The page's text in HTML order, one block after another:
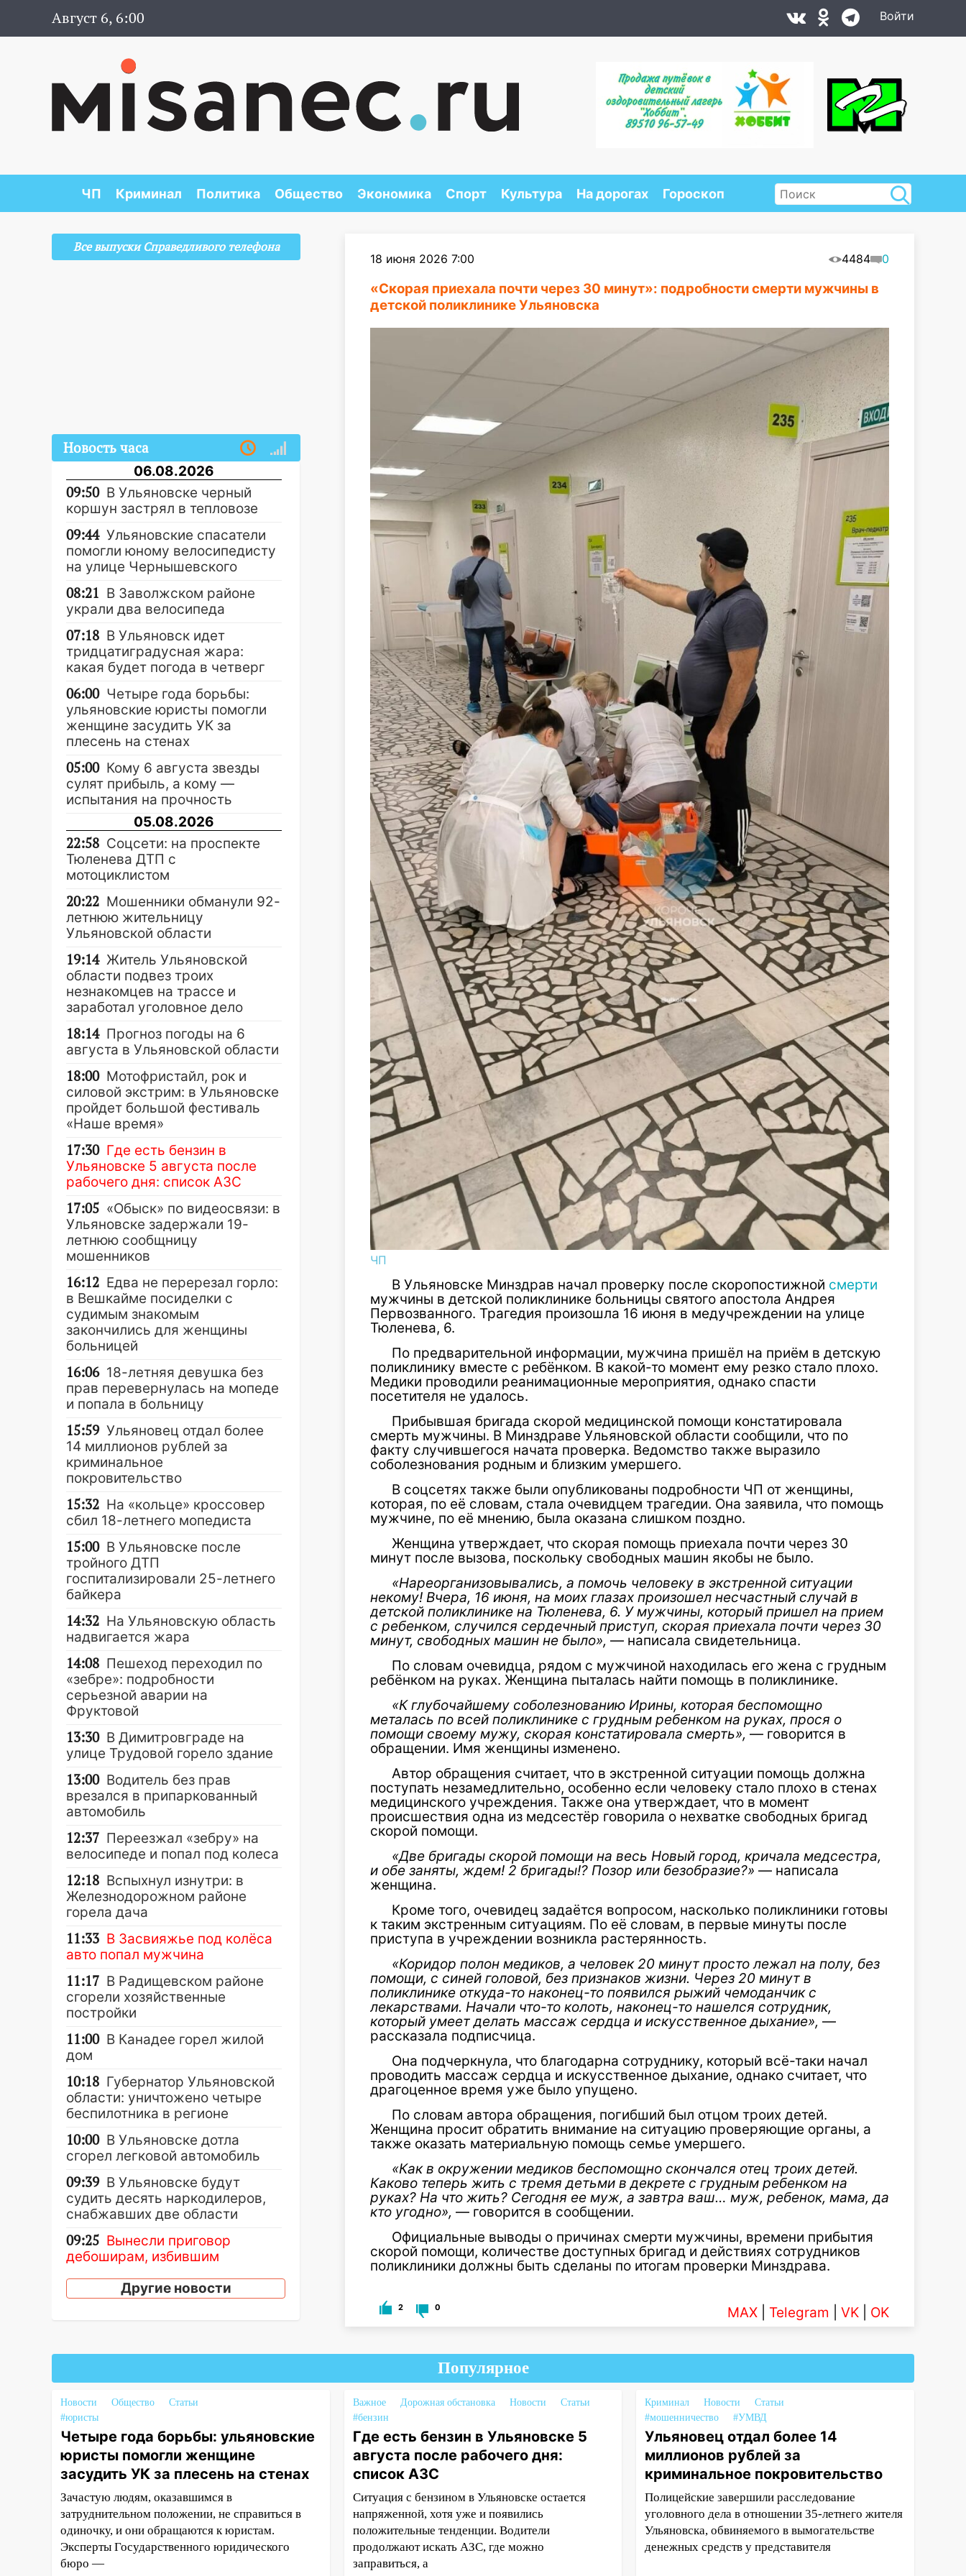
Август 6, 6:00 Войти
ЧП Криминал Политика Общество Экономика Спорт Культура На дорогах Гороскоп
18 июня 2026 7:00 4484 0
«Скорая приехала почти через 30 минут»: подробности смерти мужчины в
детской поликлинике Ульяновска
ЧП
В Ульяновске Минздрав начал проверку после скоропостижной смерти
мужчины в детской поликлинике больницы святого апостола Андрея
Первозванного. Трагедия произошла 16 июня в медучреждении на улице
Тюленева, 6.
По предварительной информации, мужчина пришёл на приём в детскую
поликлинику вместе с ребёнком. В какой-то момент ему резко стало плохо.
Медики проводили реанимационные мероприятия, однако спасти
посетителя не удалось.
Прибывшая бригада скорой медицинской помощи констатировала
смерть мужчины. В Минздраве Ульяновской области сообщили, что по
факту случившегося начата проверка. Ведомство также выразило
соболезнования родным и близким умершего.
В соцсетях также были опубликованы подробности ЧП от женщины,
которая, по её словам, стала очевидцем трагедии. Она заявила, что помощь
мужчине, по её мнению, была оказана слишком поздно.
Женщина утверждает, что скорая помощь приехала почти через 30
минут после вызова, поскольку свободных машин якобы не было.
«Нареорганизовывались, а помочь человеку в экстренной ситуации
некому! Вчера, 16 июня, на моих глазах произошел несчастный случай в
детской поликлинике на Тюленева, 6. У мужчины, который пришел на прием
с ребенком, случился сердечный приступ, скорая приехала почти через 30
минут, свободных машин не было», — написала свидетельница.
По словам очевидца, рядом с мужчиной находилась его жена с грудным
ребёнком на руках. Женщина пыталась найти помощь в поликлинике.
«К глубочайшему соболезнованию Ирины, которая беспомощно
металась по всей поликлинике с грудным ребенком на руках, прося о
помощи своему мужу, скорая констатировала смерть», — говорится в
обращении. Имя женщины изменено.
Автор обращения считает, что в экстренной ситуации помощь должна
поступать незамедлительно, особенно если человеку стало плохо в стенах
медицинского учреждения. Также она утверждает, что в момент
происшествия одна из медсестёр говорила о нехватке свободных бригад
скорой помощи.
«Две бригады скорой помощи на весь Новый город, кричала медсестра,
и обе заняты, ждем! 2 бригады!? Позор или безобразие?» — написала
женщина.
Кроме того, очевидец задаётся вопросом, насколько поликлиники готовы
к таким экстренным ситуациям. По её словам, в первые минуты после
приступа в учреждении возникла растерянность.
«Коридор полон медиков, а человек 20 минут просто лежал на полу, без
помощи, с синей головой, без признаков жизни. Через 20 минут в
поликлинике откуда-то наконец-то появился рыжий чемоданчик с
лекарствами. Начали что-то колоть, наконец-то нашелся сотрудник,
который умеет делать массаж сердца и искусственное дыхание», —
рассказала подписчица.
Она подчеркнула, что благодарна сотруднику, который всё-таки начал
проводить массаж сердца и искусственное дыхание, однако считает, что
драгоценное время уже было упущено.
По словам автора обращения, погибший был отцом троих детей.
Женщина просит обратить внимание на ситуацию проверяющие органы, а
также оказать материальную помощь семье умершего.
«Как в окружении медиков беспомощно скончался отец троих детей.
Каково теперь жить с тремя детьми в декрете с грудным ребенком на
руках? На что жить? Сегодня ее муж, а завтра ваш… муж, ребенок, мама, да
кто угодно», — говорится в сообщении.
Официальные выводы о причинах смерти мужчины, времени прибытия
скорой помощи, количестве доступных бригад и действиях сотрудников
поликлиники должны быть сделаны по итогам проверки Минздрава.
2 0 MAX Telegram VK OK
Все выпуски Справедливого телефона
Новость часа
06.08.2026
09:50 В Ульяновске черный
коршун застрял в тепловозе
09:44 Ульяновские спасатели
помогли юному велосипедисту
на улице Чернышевского
08:21 В Заволжском районе
украли два велосипеда
07:18 В Ульяновск идет
тридцатиградусная жара:
какая будет погода в четверг
06:00 Четыре года борьбы:
ульяновские юристы помогли
женщине засудить УК за
плесень на стенах
05:00 Кому 6 августа звезды
сулят прибыль, а кому —
испытания на прочность
05.08.2026
22:58 Соцсети: на проспекте
Тюленева ДТП с
мотоциклистом
20:22 Мошенники обманули 92-
летнюю жительницу
Ульяновской области
19:14 Житель Ульяновской
области подвез троих
незнакомцев на трассе и
заработал уголовное дело
18:14 Прогноз погоды на 6
августа в Ульяновской области
18:00 Мотофристайл, рок и
силовой экстрим: в Ульяновске
пройдет большой фестиваль
«Наше время»
17:30 Где есть бензин в
Ульяновске 5 августа после
рабочего дня: список АЗС
17:05 «Обыск» по видеосвязи: в
Ульяновске задержали 19-
летнюю сообщницу
мошенников
16:12 Едва не перерезал горло:
в Вешкайме посиделки с
судимым знакомым
закончились для женщины
больницей
16:06 18-летняя девушка без
прав перевернулась на мопеде
и попала в больницу
15:59 Ульяновец отдал более
14 миллионов рублей за
криминальное
покровительство
15:32 На «кольце» кроссовер
сбил 18-летнего мопедиста
15:00 В Ульяновске после
тройного ДТП
госпитализировали 25-летнего
байкера
14:32 На Ульяновскую область
надвигается жара
14:08 Пешеход переходил по
«зебре»: подробности
серьезной аварии на
Фруктовой
13:30 В Димитровграде на
улице Трудовой горело здание
13:00 Водитель без прав
врезался в припаркованный
автомобиль
12:37 Переезжал «зебру» на
велосипеде и попал под колеса
12:18 Вспыхнул изнутри: в
Железнодорожном районе
горела дача
11:33 В Засвияжье под колёса
авто попал мужчина
11:17 В Радищевском районе
сгорели хозяйственные
постройки
11:00 В Канадее горел жилой
дом
10:18 Губернатор Ульяновской
области: уничтожено четыре
беспилотника в регионе
10:00 В Ульяновске дотла
сгорел легковой автомобиль
09:39 В Ульяновске будут
судить десять наркодилеров,
снабжавших две области
09:25 Вынесли приговор
дебоширам, избившим
08:27 Ульяновская полиция
днем 5 августа
06:10 Двое мигрантов
изнасиловали 13-летнюю
девочку в центре Ульяновска
посадили в мешок и
попытались утопить в Волге
05:30 Астрологи назвали
самый опасный день августа:
Другие новости
Популярное
Новости Общество
Статьи
#юристы
Четыре года борьбы: ульяновские
юристы помогли женщине
засудить УК за плесень на стенах
Зачастую людям, оказавшимся в
затруднительном положении, не справиться в
одиночку, и они обращаются к юристам.
Эксперты Государственного юридического
бюро —
Важное Дорожная обстановка Новости
Статьи
#бензин
Где есть бензин в Ульяновске 5
августа после рабочего дня:
список АЗС
Ситуация с бензином в Ульяновске остается
напряженной, хотя уже и появились
положительные тенденции. Водители
продолжают искать АЗС, где можно
заправиться, а
Криминал Новости
Статьи
#мошенничество
#УМВД
Ульяновец отдал более 14
миллионов рублей за
криминальное покровительство
Полицейские завершили расследование
уголовного дела в отношении 35-летнего жителя
Ульяновска, обвиняемого в вымогательстве
денежных средств у представителя